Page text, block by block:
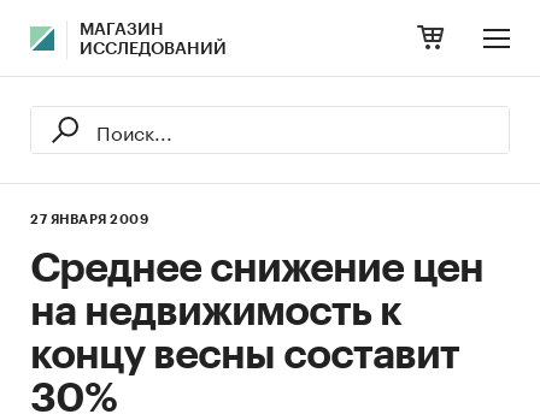
МАГАЗИН
ИССЛЕДОВАНИЙ
27 ЯНВАРЯ 2009
Среднее снижение цен
на недвижимость к
концу весны составит
30%